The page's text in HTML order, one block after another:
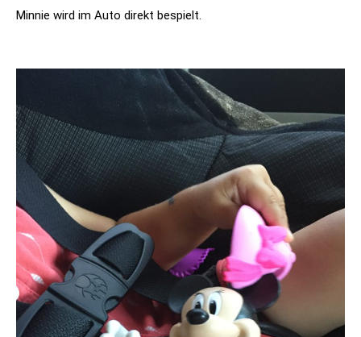
Minnie wird im Auto direkt bespielt.